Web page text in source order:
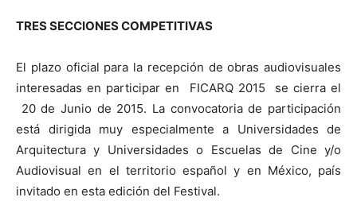
TRES SECCIONES COMPETITIVAS
El plazo oficial para la recepción de obras audiovisuales
interesadas en participar en FICARQ 2015 se cierra el
20 de Junio de 2015. La convocatoria de participación
está dirigida muy especialmente a Universidades de
Arquitectura y Universidades o Escuelas de Cine y/o
Audiovisual en el territorio español y en México, país
invitado en esta edición del Festival.